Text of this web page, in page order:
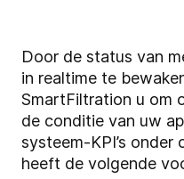
Door de status van
in realtime te
SmartFiltration u om
de conditie van uw
systeem-KPI’s
heeft de volgende